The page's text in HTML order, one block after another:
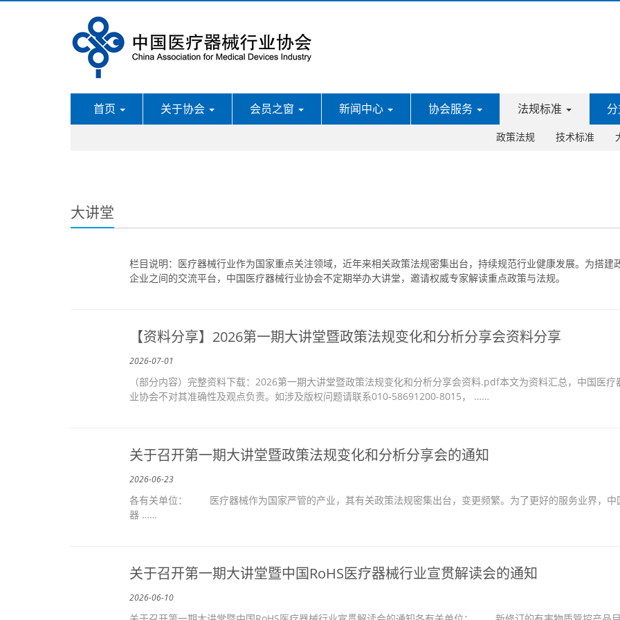
首页 关于协会 会员之窗 新闻中心 协会服务 法规标准
政策法规 技术标准
大讲堂
栏目说明：医疗器械行业作为国家重点关注领域，近年来相关政策法规密集出台，持续规范行业健康发展。为搭建
企业之间的交流平台，中国医疗器械行业协会不定期举办大讲堂，邀请权威专家解读重点政策与法规。
【资料分享】2026第一期大讲堂暨政策法规变化和分析分享会资料分享
2026-07-01
（部分内容）完整资料下载：2026第一期大讲堂暨政策法规变化和分析分享会资料.pdf本文为资料汇总，中国医疗
业协会不对其准确性及观点负责。如涉及版权问题请联系010-58691200-8015， ……
关于召开第一期大讲堂暨政策法规变化和分析分享会的通知
2026-06-23
各有关单位： 医疗器械作为国家严管的产业，其有关政策法规密集出台，变更频繁。为了更好的服务业界，中
器 ……
关于召开第一期大讲堂暨中国RoHS医疗器械行业宣贯解读会的通知
2026-06-10